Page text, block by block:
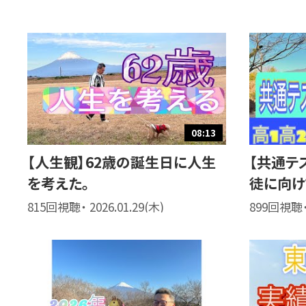
08:13
【人生観】62歳の誕生日に人生
を考えた。
815回視聴・ 2026.01.29(木)
【共通テ
徒に向け
899回視聴